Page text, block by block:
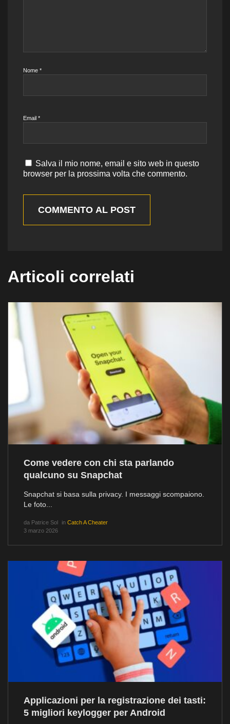
Nome *
Email *
Salva il mio nome, email e sito web in questo
browser per la prossima volta che commento.
COMMENTO AL POST
Articoli correlati
Come vedere con chi sta parlando
qualcuno su Snapchat
Snapchat si basa sulla privacy. I messaggi scompaiono.
Le foto...
da Patrice Sol in Catch A Cheater
3 marzo 2026
Applicazioni per la registrazione dei tasti:
5 migliori keylogger per Android